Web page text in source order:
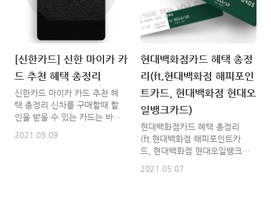
[신한카드] 신한 마이카 카
드 추천 혜택 총정리
신한카드 마이카 카드 추천 혜
택 총정리 신차를 구매할때 할
인을 받을 수 있는 카드는 바로
다. 저도 신차를 살때는 여태까
2021.05.09
현대백화점카드 혜택 총정
리(ft.현대백화점 해피포인
트카드, 현대백화점 현대오
일뱅크카드)
현대백화점카드 혜택 총정리
(ft.현대백화점 해피포인트카
드, 현대백화점 현대오일뱅크카
와 모바일단독카드로 나누어져
2021.05.07